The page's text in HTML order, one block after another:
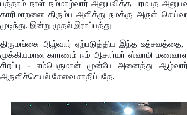
பத்தாம் நாள் நம்மாழ்வார் அனுபவித்த பரமபத
காரிமாறனை திரும்ப அளித்து நமக்கு அருள்
முடிந்து, இன்று முதல் இராப்பத்து.
திருமங்கை ஆழ்வார் ஏற்படுத்திய இந்த உத்சவத்தை,
முக்கியமான காரணம் நம் ஆசார்யர் ஸ்வாமி
சிறப்பு - எம்பெருமான் முன்பே அனைத்து
அருளிச்செயல் சேவை சாதிப்பதே.